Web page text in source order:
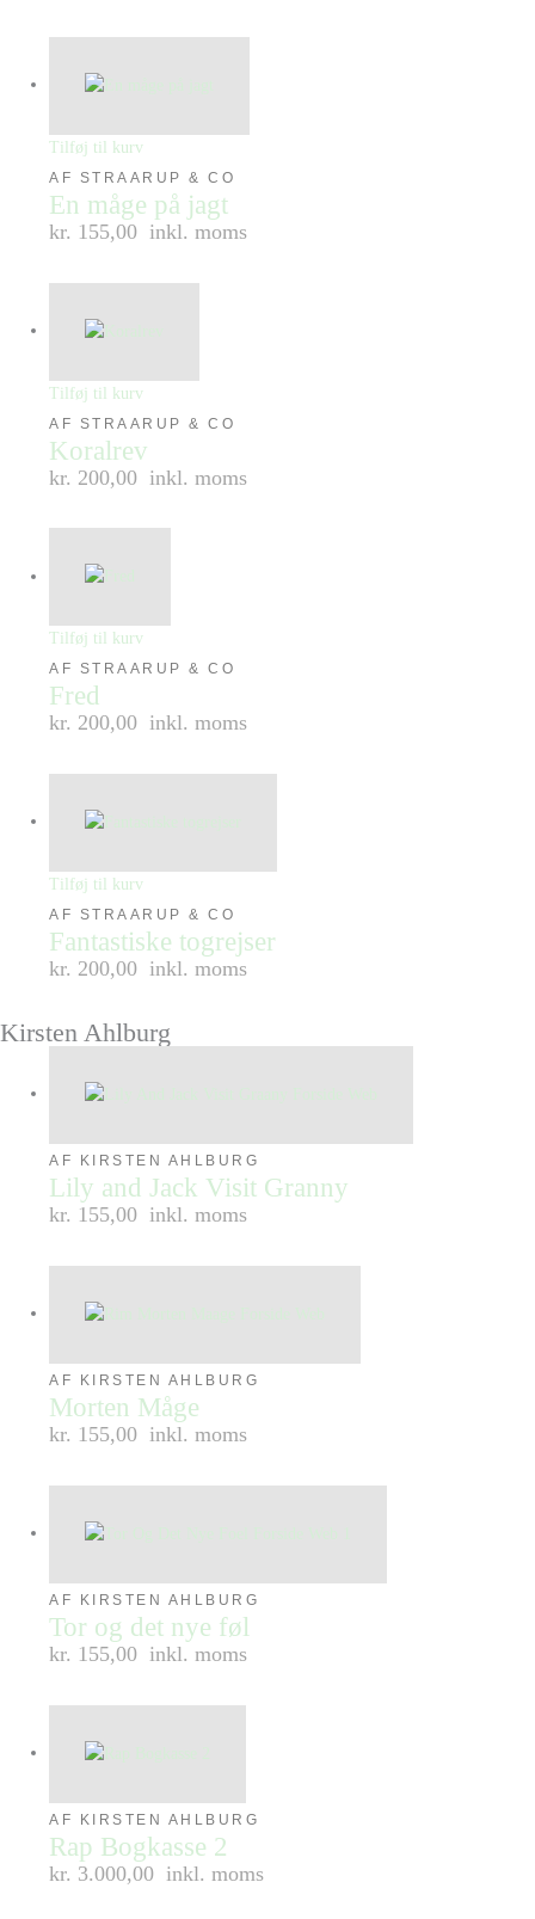
Tilføj til kurv
AF STRAARUP & CO
En måge på jagt
kr. 155,00 inkl. moms
Tilføj til kurv
AF STRAARUP & CO
Koralrev
kr. 200,00 inkl. moms
Tilføj til kurv
AF STRAARUP & CO
Fred
kr. 200,00 inkl. moms
Tilføj til kurv
AF STRAARUP & CO
Fantastiske togrejser
kr. 200,00 inkl. moms
Kirsten Ahlburg
AF KIRSTEN AHLBURG
Lily and Jack Visit Granny
kr. 155,00 inkl. moms
AF KIRSTEN AHLBURG
Morten Måge
kr. 155,00 inkl. moms
AF KIRSTEN AHLBURG
Tor og det nye føl
kr. 155,00 inkl. moms
AF KIRSTEN AHLBURG
Rap Bogkasse 2
kr. 3.000,00 inkl. moms